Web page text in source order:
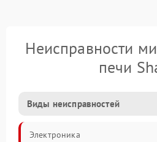
Неисправности
печи
Виды неисправностей
Электроника